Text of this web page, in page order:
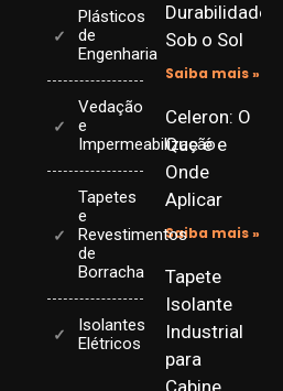
Plásticos
de
Engenharia
Vedação
e
Impermeabilização
Tapetes
e
Revestimentos
de
Borracha
Isolantes
Elétricos
Durabilidade
Sob o Sol
Saiba mais »
Celeron: O
Que é e
Onde
Aplicar
Saiba mais »
Tapete
Isolante
Industrial
para